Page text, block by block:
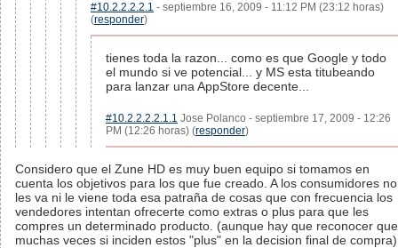
#10.2.2.2.2.1 - septiembre 16, 2009 - 11:12 PM (23:12 horas)
(responder)
tienes toda la razon... como es que Google y todo
el mundo si ve potencial... y MS esta titubeando
para lanzar una AppStore decente...
#10.2.2.2.2.1.1 Jose Polanco - septiembre 17, 2009 - 12:26
PM (12:26 horas) (responder)
Considero que el Zune HD es muy buen equipo si tomamos en
cuenta los objetivos para los que fue creado. A los consumidores no
les va ni le viene toda esa patraña de cosas que con frecuencia los
vendedores intentan ofrecerte como extras o plus para que les
compres un determinado producto. (aunque hay que reconocer que
muchas veces si inciden estos "plus" en la decision final de compra)